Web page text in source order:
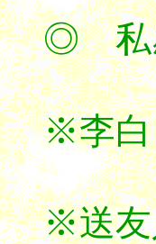
◎ 私
※李白
※送友